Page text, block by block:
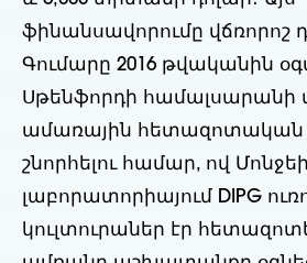
ֆինանսավորումը վճռորոշ
Գումարը 2016 թվականին
Սթենֆորդի համալսարանի
ամառային հետազոտական
շնորհելու համար, ով Մոնջեի
լաբորատորիայում DIPG
կուլտուրաներ էր